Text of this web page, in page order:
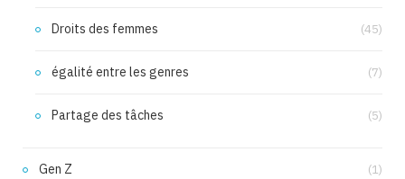
Droits des femmes (45)
égalité entre les genres (7)
Partage des tâches (5)
Gen Z (1)